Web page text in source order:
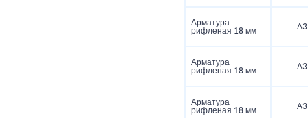
Арматура
рифленая 18 мм
А3
Арматура
рифленая 18 мм
А3
Арматура
рифленая 18 мм
А3